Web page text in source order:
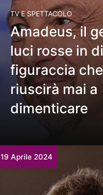
TV E SPETTACOLO
Amadeus, il
luci rosse in
figuraccia
riuscirà mai a
dimenticare
19 Aprile 2024